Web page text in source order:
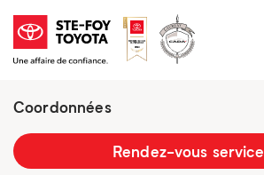
Coordonnées
2777 boulevard du Versant-Nord
Rendez-vous service